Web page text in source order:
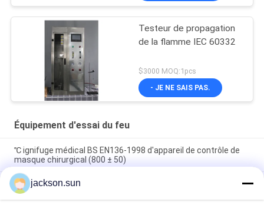
Testeur de propagation
de la flamme IEC 60332
$3000 MOQ:1pcs
- JE NE SAIS PAS.
Équipement d'essai du feu
℃ ignifuge médical BS EN136-1998 d'appareil de contrôle de
masque chirurgical (800 ± 50)
OIN 1133 ASTM D1238 de thermoplastique de MVR de
l'appareil de contrôle MFR d'index d'écoulement de la fonte
100~450℃
jackson.sun